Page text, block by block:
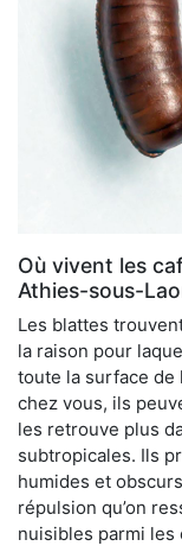
Où vivent les
Athies-sous-
Les blattes
la raison pour
toute la surface de
chez vous, ils
les retrouve plus
subtropicales. Ils
humides et
répulsion qu’on
nuisibles parmi les